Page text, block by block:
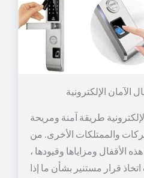
طريقة آمنة ومريحة
والممتلكات الأخرى. من
الأقفال ومزاياها وقيودها ،
قرار مستنير بشأن ما إذا